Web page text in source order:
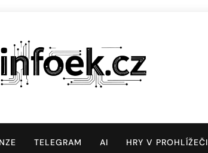
TELEGRAM AI HRY V PROHLÍŽEČI